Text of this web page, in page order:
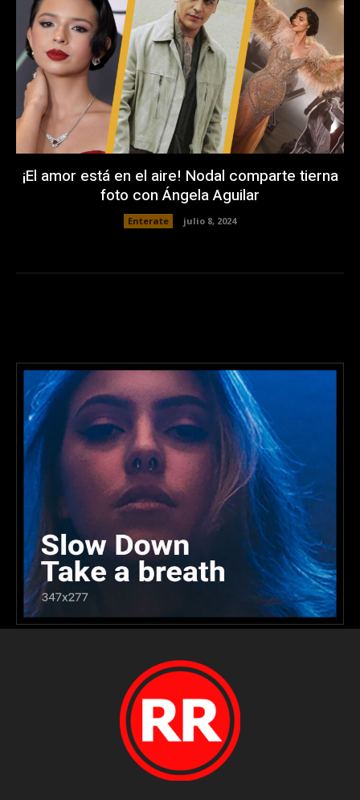
¡El amor está en el aire! Nodal comparte tierna
foto con Ángela Aguilar
Enterate julio 8, 2024